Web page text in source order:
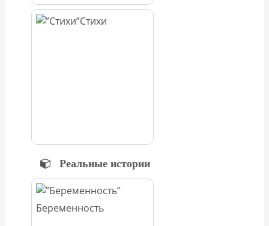
Стихи
Реальные истории
Беременность